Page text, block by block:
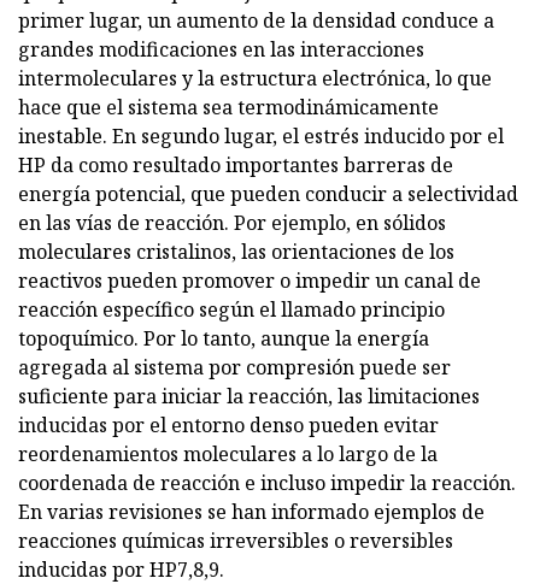
primer lugar, un aumento de la densidad conduce a
grandes modificaciones en las interacciones
intermoleculares y la estructura electrónica, lo que
hace que el sistema sea termodinámicamente
inestable. En segundo lugar, el estrés inducido por el
HP da como resultado importantes barreras de
energía potencial, que pueden conducir a selectividad
en las vías de reacción. Por ejemplo, en sólidos
moleculares cristalinos, las orientaciones de los
reactivos pueden promover o impedir un canal de
reacción específico según el llamado principio
topoquímico. Por lo tanto, aunque la energía
agregada al sistema por compresión puede ser
suficiente para iniciar la reacción, las limitaciones
inducidas por el entorno denso pueden evitar
reordenamientos moleculares a lo largo de la
coordenada de reacción e incluso impedir la reacción.
En varias revisiones se han informado ejemplos de
reacciones químicas irreversibles o reversibles
inducidas por HP7,8,9.